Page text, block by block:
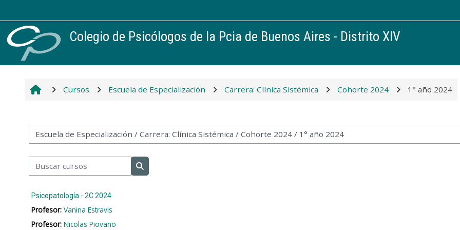
Colegio de Psicólogos de la Pcia de Buenos Aires - Distrito XIV
Cursos Escuela de Especialización Carrera: Clínica Sistémica Cohorte 2024 1° año 2024
Categorías
Buscar cursos
Psicopatología - 2C 2024
Profesor:Vanina Estravis
Profesor:Nicolas Piovano